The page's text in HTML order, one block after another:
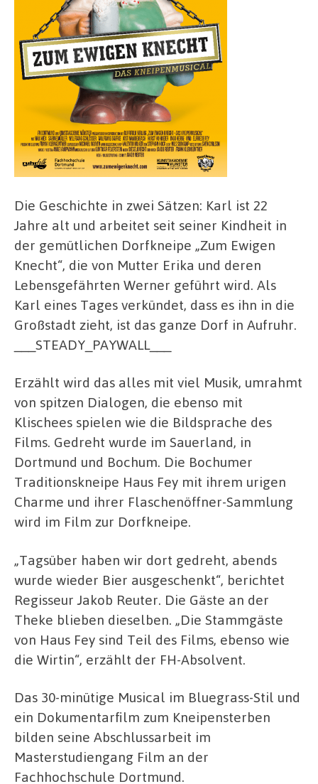
Die Geschichte in zwei Sätzen: Karl ist 22
Jahre alt und arbeitet seit seiner Kindheit in
der gemütlichen Dorfkneipe „Zum Ewigen
Knecht“, die von Mutter Erika und deren
Lebensgefährten Werner geführt wird. Als
Karl eines Tages verkündet, dass es ihn in die
Großstadt zieht, ist das ganze Dorf in Aufruhr.
___STEADY_PAYWALL___
Erzählt wird das alles mit viel Musik, umrahmt
von spitzen Dialogen, die ebenso mit
Klischees spielen wie die Bildsprache des
Films. Gedreht wurde im Sauerland, in
Dortmund und Bochum. Die Bochumer
Traditionskneipe Haus Fey mit ihrem urigen
Charme und ihrer Flaschenöffner-Sammlung
wird im Film zur Dorfkneipe.
„Tagsüber haben wir dort gedreht, abends
wurde wieder Bier ausgeschenkt“, berichtet
Regisseur Jakob Reuter. Die Gäste an der
Theke blieben dieselben. „Die Stammgäste
von Haus Fey sind Teil des Films, ebenso wie
die Wirtin“, erzählt der FH-Absolvent.
Das 30-minütige Musical im Bluegrass-Stil und
ein Dokumentarfilm zum Kneipensterben
bilden seine Abschlussarbeit im
Masterstudiengang Film an der
Fachhochschule Dortmund.